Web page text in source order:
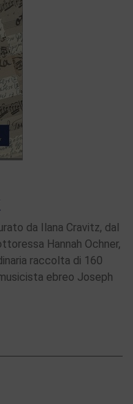
da Ilana Cravitz, dal
Hannah Ochner,
raccolta di 160
ebreo Joseph